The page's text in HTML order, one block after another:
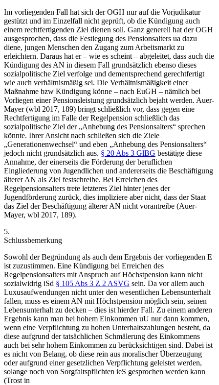
Im vorliegenden Fall hat sich der OGH nur auf die Vorjudikatur
gestützt und im Einzelfall nicht geprüft, ob die Kündigung auch
einem rechtfertigenden Ziel dienen soll. Ganz generell hat der OGH
ausgesprochen, dass die Festlegung des Pensionsalters ua dazu
diene, jungen Menschen den Zugang zum Arbeitsmarkt zu
erleichtern. Daraus hat er – wie es scheint – abgeleitet, dass auch die
Kündigung des AN in diesem Fall grundsätzlich ebenso dieses
sozialpolitische Ziel verfolge und dementsprechend gerechtfertigt
wie auch verhältnismäßig sei. Die Verhältnismäßigkeit einer
Maßnahme bzw Kündigung könne – nach EuGH – nämlich bei
Vorliegen einer Pensionsleistung grundsätzlich bejaht werden. Auer-
Mayer(wbl 2017, 189) bringt schließlich vor, dass gegen eine
Rechtfertigung im Falle der Regelpension schließlich das
sozialpolitische Ziel der „Anhebung des Pensionsalters“ sprechen
könnte. Ihrer Ansicht nach schließen sich die Ziele
„Generationenwechsel“ und eben „Anhebung des Pensionsalters“
jedoch nicht grundsätzlich aus. § 20 Abs 3 GlBG bestätige diese
Annahme, der einerseits die Förderung der beruflichen
Eingliederung von Jugendlichen und andererseits die Beschäftigung
älterer AN als Ziel festschreibe. Bei Erreichen des
Regelpensionsalters trete letzteres Ziel hinter jenes der
Jugendförderung zurück, dies impliziere aber nicht, dass der Staat
das Ziel der Beschäftigung älterer AN nicht vorantreibe (Auer-
Mayer, wbl 2017, 189).
5.
Schlussbemerkung
Sowohl der Begründung als auch dem Ergebnis der vorliegenden E
ist zuzustimmen. Eine Kündigung bei Erreichen des
Regelpensionsalters mit Anspruch auf Höchstpension kann nicht
sozialwidrig iSd § 105 Abs 3 Z 2 ASVG sein. Da vor allem auch
Luxusaufwendungen nicht unter den wesentlichen Lebensunterhalt
fallen, muss es einem AN mit Höchstpension möglich sein, seinen
Lebensunterhalt zu decken – dies ist hierder Fall. Zu einem anderen
Ergebnis kann man bei hohem Einkommen uU nur dann kommen,
wenn eine Verpflichtung zu hohen Unterhaltszahlungen besteht, da
diese aufgrund der tatsächlichen Schmälerung des Einkommens
auch bei sehr hohem Einkommen zu berücksichtigen sind. Dabei ist
es nicht von Belang, ob diese rein aus moralischer Überzeugung
oder aufgrund einer gesetzlichen Verpflichtung geleistet werden,
solange noch von Sorgfaltspflichten ieS gesprochen werden kann
(Trost in